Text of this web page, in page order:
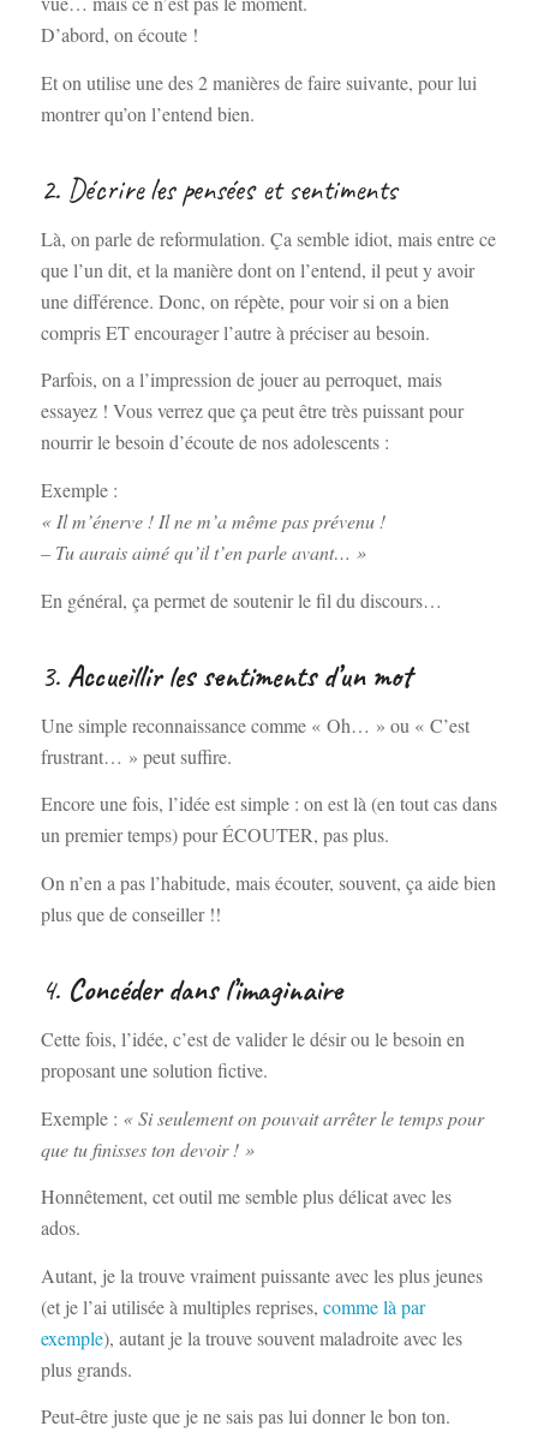
D’abord, on écoute !
Et on utilise une des 2 manières de faire suivante, pour lui
montrer qu’on l’entend bien.
2. Décrire les pensées et sentiments
Là, on parle de reformulation. Ça semble idiot, mais entre ce
que l’un dit, et la manière dont on l’entend, il peut y avoir
une différence. Donc, on répète, pour voir si on a bien
compris ET encourager l’autre à préciser au besoin.
Parfois, on a l’impression de jouer au perroquet, mais
essayez ! Vous verrez que ça peut être très puissant pour
nourrir le besoin d’écoute de nos adolescents :
Exemple :
« Il m’énerve ! Il ne m’a même pas prévenu !
– Tu aurais aimé qu’il t’en parle avant… »
En général, ça permet de soutenir le fil du discours…
3. Accueillir les sentiments d’un mot
Une simple reconnaissance comme « Oh… » ou « C’est
frustrant… » peut suffire.
Encore une fois, l’idée est simple : on est là (en tout cas dans
un premier temps) pour ÉCOUTER, pas plus.
On n’en a pas l’habitude, mais écouter, souvent, ça aide bien
plus que de conseiller !!
4. Concéder dans l’imaginaire
Cette fois, l’idée, c’est de valider le désir ou le besoin en
proposant une solution fictive.
Exemple : « Si seulement on pouvait arrêter le temps pour
que tu finisses ton devoir ! »
Honnêtement, cet outil me semble plus délicat avec les
ados.
Autant, je la trouve vraiment puissante avec les plus jeunes
(et je l’ai utilisée à multiples reprises, comme là par
exemple), autant je la trouve souvent maladroite avec les
plus grands.
Peut-être juste que je ne sais pas lui donner le bon ton.